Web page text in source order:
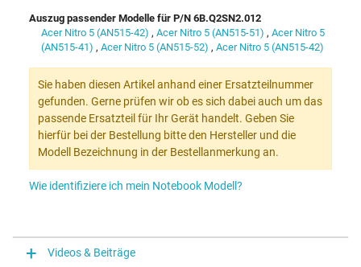
Auszug passender Modelle für P/N 6B.Q2SN2.012
Acer Nitro 5 (AN515-42) , Acer Nitro 5 (AN515-51) , Acer Nitro 5
(AN515-41) , Acer Nitro 5 (AN515-52) , Acer Nitro 5 (AN515-42)
Sie haben diesen Artikel anhand einer Ersatzteilnummer
gefunden. Gerne prüfen wir ob es sich dabei auch um das
passende Ersatzteil für Ihr Gerät handelt. Geben Sie
hierfür bei der Bestellung bitte den Hersteller und die
Modell Bezeichnung in der Bestellanmerkung an.
Wie identifiziere ich mein Notebook Modell?
Videos & Beiträge